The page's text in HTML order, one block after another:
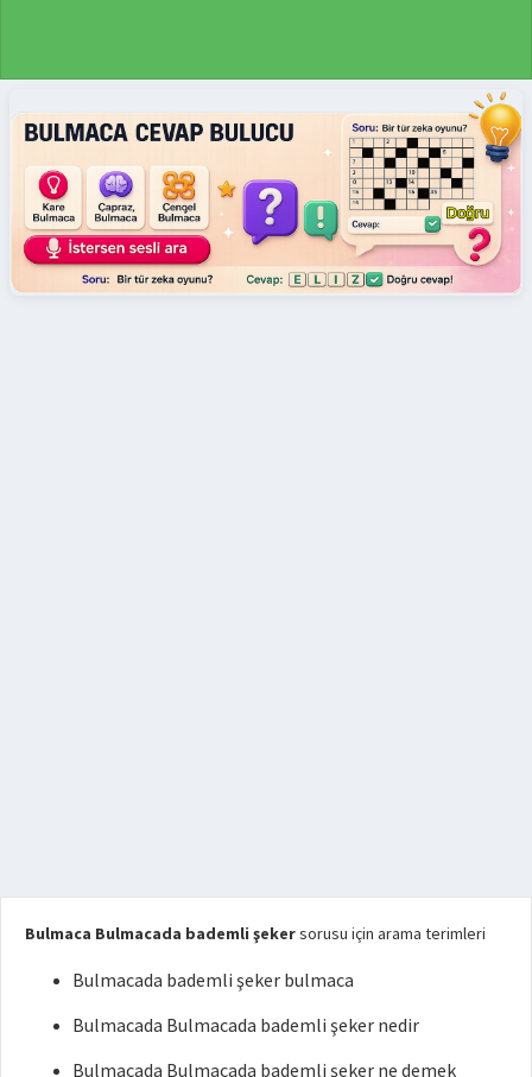
Bulmaca Bulmacada bademli şekersorusu için arama terimleri
Bulmacada bademli şeker bulmaca
Bulmacada Bulmacada bademli şeker nedir
Bulmacada Bulmacada bademli şeker ne demek